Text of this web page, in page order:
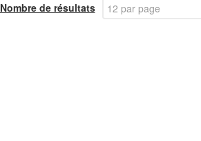
Nombre de résultats 12 par page